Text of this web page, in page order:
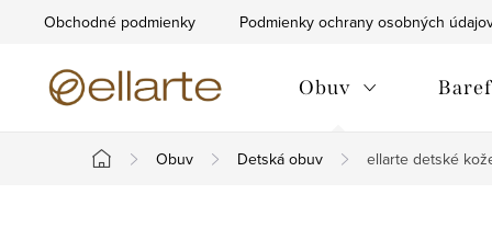
Obchodné podmienky Podmienky ochrany osobných
Obuv
Domov
Obuv Detská obuv ellarte detské